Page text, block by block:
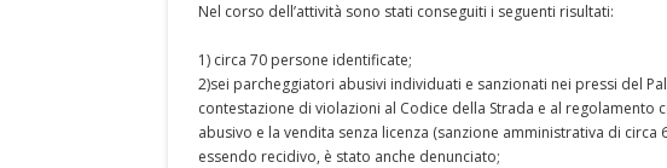
Nel corso dell’attività sono stati conseguiti i seguenti risultati:
1) circa 70 persone identificate;
2)sei parcheggiatori abusivi individuati e sanzionati nei pressi del
contestazione di violazioni al Codice della Strada e al regolamento
abusivo e la vendita senza licenza (sanzione amministrativa di
essendo recidivo, è stato anche denunciato;